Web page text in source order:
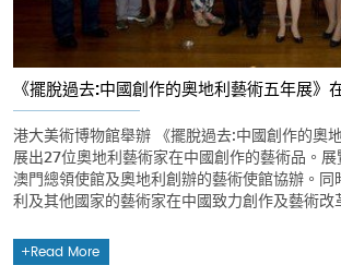
《擺脫過去:中國創作的奧地利藝術五年展》
港大美術博物館舉辦 《擺脫過去:中國創作的奧
展出27位奧地利藝術家在中國創作的藝術品。
澳門總領使館及奧地利創辦的藝術使館協辦。
利及其他國家的藝術家在中國致力創作及藝術改
Read More